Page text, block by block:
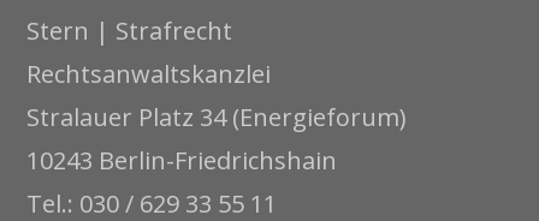
Stern | Strafrecht
Rechtsanwaltskanzlei
Stralauer Platz 34 (Energieforum)
10243 Berlin-Friedrichshain
Tel.: 030 / 629 33 55 11